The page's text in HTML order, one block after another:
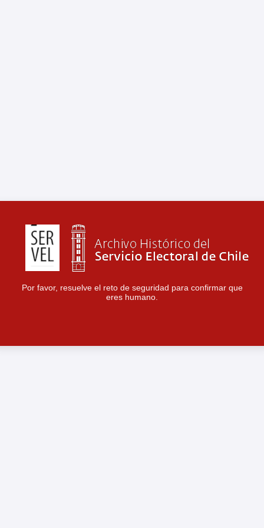
Por favor, resuelve el reto de seguridad para confirmar que
eres humano.